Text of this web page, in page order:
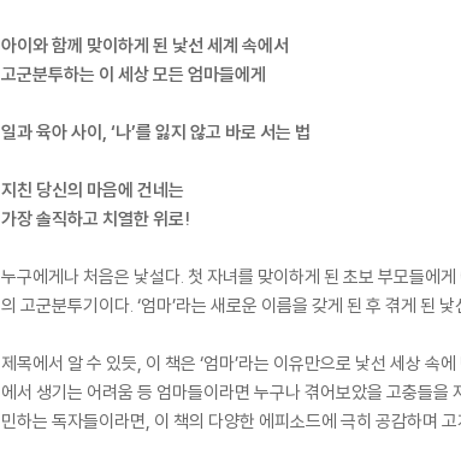
아이와 함께 맞이하게 된 낯선 세계 속에서
고군분투하는 이 세상 모든 엄마들에게
일과 육아 사이, ‘나’를 잃지 않고 바로 서는 법
지친 당신의 마음에 건네는
가장 솔직하고 치열한 위로!
누구에게나 처음은 낯설다. 첫 자녀를 맞이하게 된 초보 부모들에
의 고군분투기이다. ‘엄마’라는 새로운 이름을 갖게 된 후 겪게 된
제목에서 알 수 있듯, 이 책은 ‘엄마’라는 이유만으로 낯선 세상
에서 생기는 어려움 등 엄마들이라면 누구나 겪어보았을 고충들을
민하는 독자들이라면, 이 책의 다양한 에피소드에 극히 공감하며